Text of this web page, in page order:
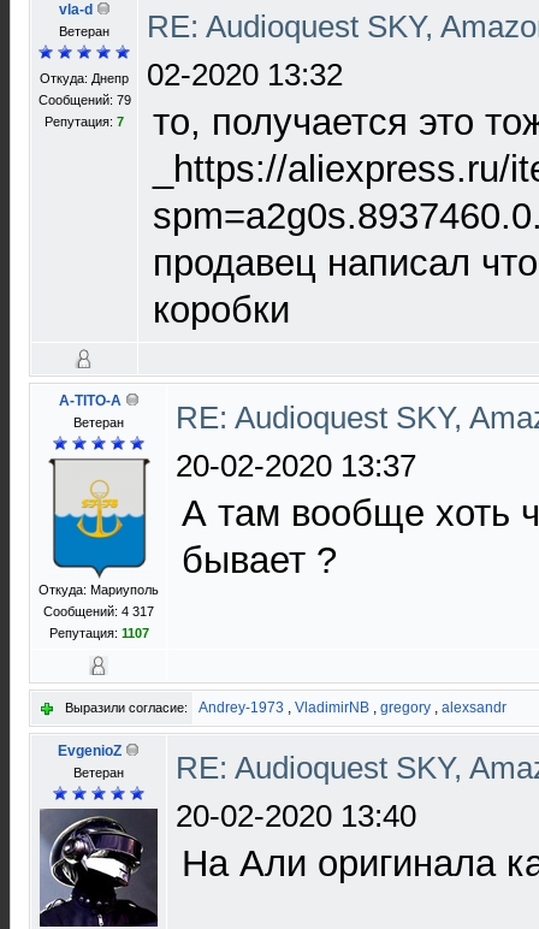
vla-d
Ветеран
Откуда: Днепр
Сообщений: 79
Репутация: 7
RE: Audioquest SKY,
02-2020 13:32
то, получается это
_https://aliexpress.ru/
продавец написал
коробки
A-TITO-A
Ветеран
Откуда: Мариуполь
Сообщений: 4 317
Репутация: 1107
RE: Audioquest SKY,
20-02-2020 13:37
А там вообще хоть
бывает ?
Выразили согласие: Andrey-1973 , VladimirNB , gregory , alexsandr
EvgenioZ
Ветеран
RE: Audioquest SKY,
20-02-2020 13:40
На Али оригинала